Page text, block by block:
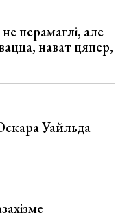
перамаглі, але
нават цяпер,
Уайльда